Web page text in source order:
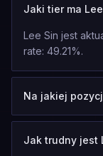
Jaki tier ma
Lee Sin jest
rate: 49.21%.
Na jakiej
Jak trudny jest